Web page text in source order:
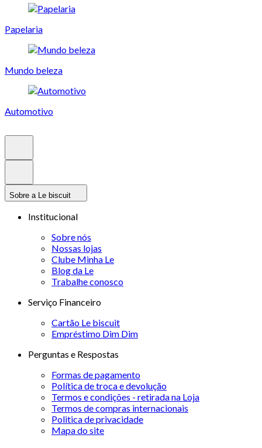
Papelaria
Mundo beleza
Automotivo
Sobre a Le biscuit
Institucional
Sobre nós
Nossas lojas
Clube Minha Le
Blog da Le
Trabalhe conosco
Serviço Financeiro
Cartão Le biscuit
Empréstimo Dim Dim
Perguntas e Respostas
Formas de pagamento
Política de troca e devolução
Termos e condições - retirada na Loja
Termos de compras internacionais
Politica de privacidade
Mapa do site